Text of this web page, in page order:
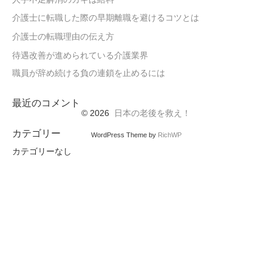
介護士に転職した際の早期離職を避けるコツとは
介護士の転職理由の伝え方
待遇改善が進められている介護業界
職員が辞め続ける負の連鎖を止めるには
最近のコメント
カテゴリー
カテゴリーなし
© 2026 日本の老後を救え！
WordPress Theme by RichWP